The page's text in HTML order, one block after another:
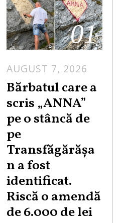
01
AUGUST 7, 2026
Bărbatul care a
scris „ANNA”
pe o stâncă de
pe
Transfăgărășa
n a fost
identificat.
Riscă o amendă
de 6.000 de lei